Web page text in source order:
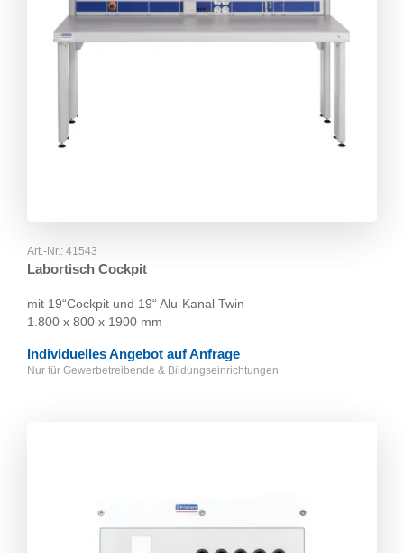
Art.-Nr.: 41543
Labortisch Cockpit
mit 19“Cockpit und 19“ Alu-Kanal Twin
1.800 x 800 x 1900 mm
Individuelles Angebot auf Anfrage
Nur für Gewerbetreibende & Bildungseinrichtungen